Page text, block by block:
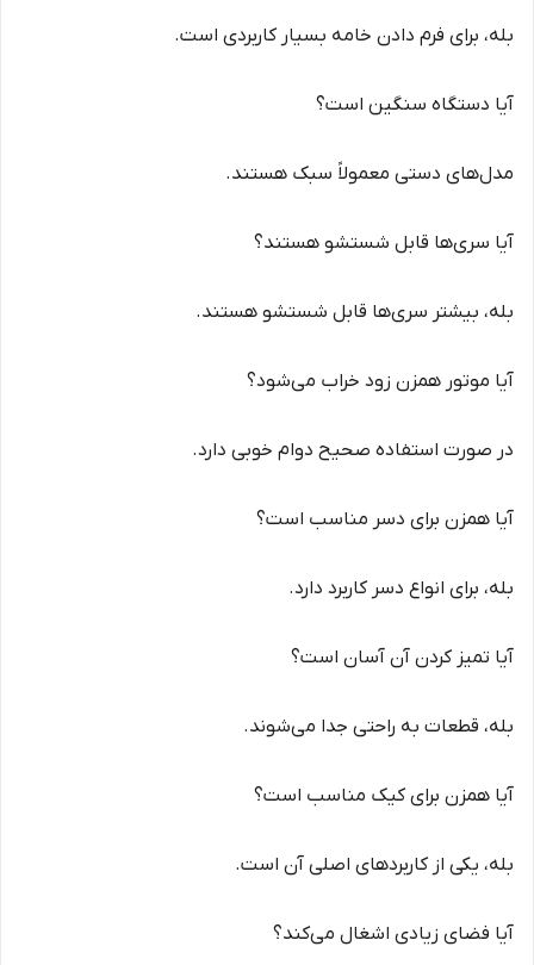
بله، برای فرم دادن خامه بسیار کاربردی است.
آیا دستگاه سنگین است؟
مدل‌های دستی معمولاً سبک هستند.
آیا سری‌ها قابل شستشو هستند؟
بله، بیشتر سری‌ها قابل شستشو هستند.
آیا موتور همزن زود خراب می‌شود؟
در صورت استفاده صحیح دوام خوبی دارد.
آیا همزن برای دسر مناسب است؟
بله، برای انواع دسر کاربرد دارد.
آیا تمیز کردن آن آسان است؟
بله، قطعات به راحتی جدا می‌شوند.
آیا همزن برای کیک مناسب است؟
بله، یکی از کاربردهای اصلی آن است.
آیا فضای زیادی اشغال می‌کند؟